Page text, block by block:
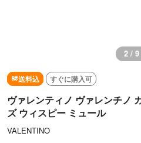
2 / 9
送料込 すぐに購入可
ヴァレンティノ ヴァレンチノ
ズ ウィスピー ミュール
VALENTINO